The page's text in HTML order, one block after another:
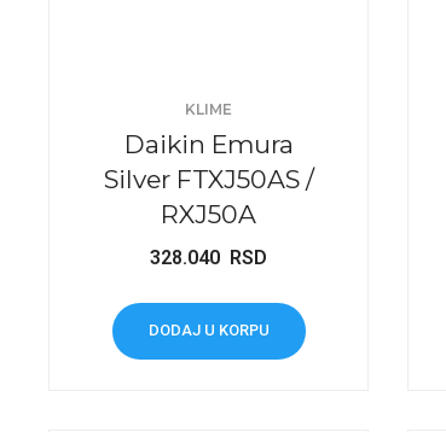
KLIME
Daikin Emura
Silver FTXJ50AS /
RXJ50A
328.040 RSD
DODAJ U KORPU